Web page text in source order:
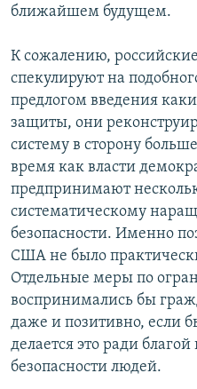
ближайшем будущем.
К сожалению,
спекулируют на
предлогом введения
защиты, они
систему в сторону
время как власти
предпринимают
систематическому
безопасности. Именно
США не было
Отдельные меры по
воспринимались бы
даже и позитивно, если
делается это ради
безопасности людей.